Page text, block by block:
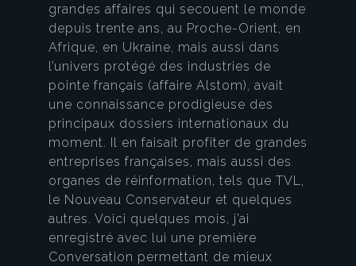
grandes affaires qui secouent le monde
depuis trente ans, au Proche-Orient, en
Afrique, en Ukraine, mais aussi dans
l’univers protégé des industries de
pointe français (affaire Alstom), avait
une connaissance prodigieuse des
principaux dossiers internationaux du
moment. Il en faisait profiter de grandes
entreprises françaises, mais aussi des
organes de réinformation, tels que TVL,
le Nouveau Conservateur et quelques
autres. Voici quelques mois, j’ai
enregistré avec lui une première
Conversation permettant de mieux